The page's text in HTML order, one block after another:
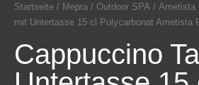
Startseite / Mepra / Outdoor SPA / Ametista
mit Untertasse 15 cl Polycarbonat Ametista
Cappuccino